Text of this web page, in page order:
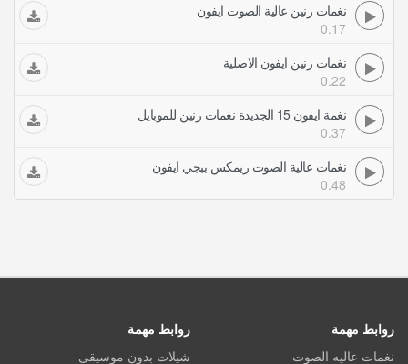
نغمات رنين عالية الصوت ايفون
0.17
نغمات رنين ايفون الاصلية
0.22
نغمة ايفون 15 الجديدة نغمات رنين للموبايل
0.37
نغمات عالية الصوت ريمكس ببجي ايفون
0.48
روابط مهمة
نغمات عاليه الصوت
روابط مهمة
شيلات بدون موسيقى